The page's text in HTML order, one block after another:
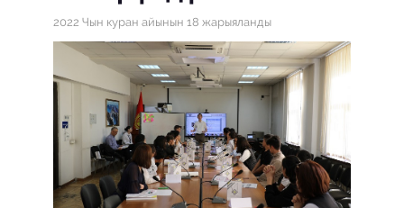
2022 Чын куран айынын 18 жарыяланды